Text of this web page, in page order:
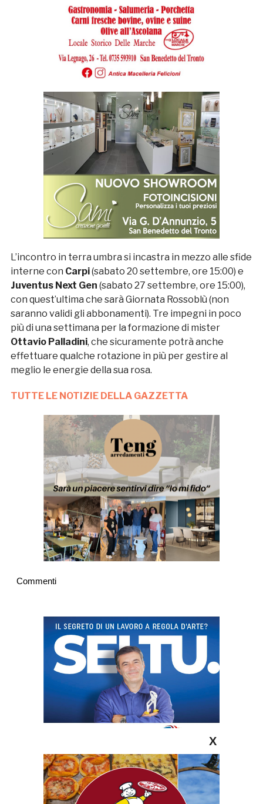
L’incontro in terra umbra si incastra in mezzo alle sfide
interne con Carpi(sabato 20 settembre, ore 15:00) e
Juventus Next Gen (sabato 27 settembre, ore 15:00),
con quest’ultima che sarà Giornata Rossoblù (non
saranno validi gli abbonamenti). Tre impegni in poco
più di una settimana per la formazione di mister
Ottavio Palladini, che sicuramente potrà anche
effettuare qualche rotazione in più per gestire al
meglio le energie della sua rosa.
TUTTE LE NOTIZIE DELLA GAZZETTA
Commenti
X